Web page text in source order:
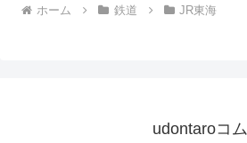
ホーム 鉄道 JR東海
udontaroコム